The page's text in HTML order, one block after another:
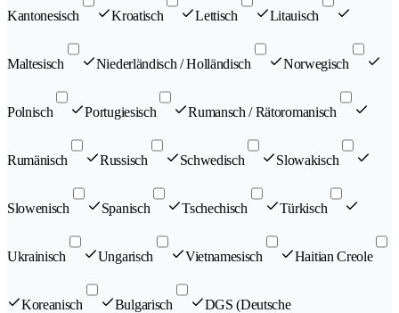
Kantonesisch Kroatisch Lettisch Litauisch
Maltesisch Niederländisch / Holländisch Norwegisch
Polnisch Portugiesisch Rumansch / Rätoromanisch
Rumänisch Russisch Schwedisch Slowakisch
Slowenisch Spanisch Tschechisch Türkisch
Ukrainisch Ungarisch Vietnamesisch Haitian Creole
Koreanisch Bulgarisch DGS (Deutsche